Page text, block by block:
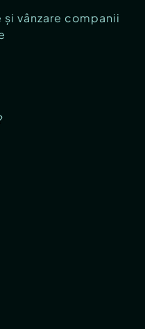
vânzare companii